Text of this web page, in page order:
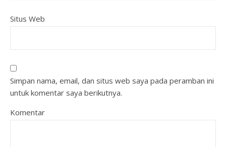
Situs Web
Simpan nama, email, dan situs web saya pada peramban ini
untuk komentar saya berikutnya.
Komentar